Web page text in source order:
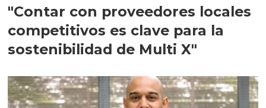
"Contar con proveedores locales
competitivos es clave para la
sostenibilidad de Multi X"